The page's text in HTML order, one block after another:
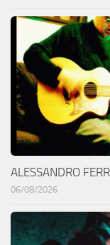
ALESSANDRO
06/08/2026